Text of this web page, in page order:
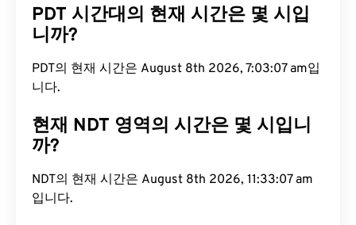
PDT 시간대의 현재 시간은 몇 시입
니까?
PDT의 현재 시간은 August 8th 2026, 7:03:08 am입
니다.
현재 NDT 영역의 시간은 몇 시입니
까?
NDT의 현재 시간은 August 8th 2026, 11:33:08 am
입니다.